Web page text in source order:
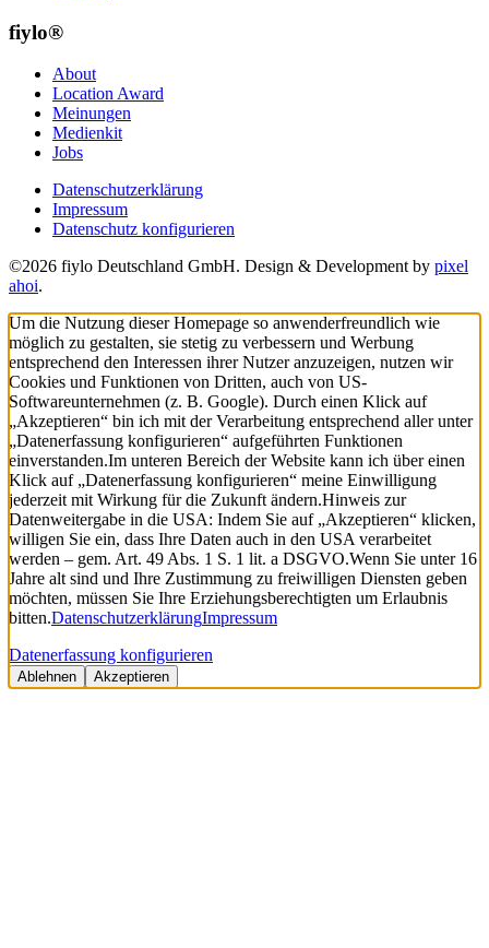
fiylo®
About
Location Award
Meinungen
Medienkit
Jobs
Datenschutzerklärung
Impressum
Datenschutz konfigurieren
©2026 fiylo Deutschland GmbH. Design & Development by pixel
ahoi.
Um die Nutzung dieser Homepage so anwenderfreundlich wie
möglich zu gestalten, sie stetig zu verbessern und Werbung
entsprechend den Interessen ihrer Nutzer anzuzeigen, nutzen wir
Cookies und Funktionen von Dritten, auch von US-
Softwareunternehmen (z. B. Google). Durch einen Klick auf
„Akzeptieren“ bin ich mit der Verarbeitung entsprechend aller unter
„Datenerfassung konfigurieren“ aufgeführten Funktionen
einverstanden.Im unteren Bereich der Website kann ich über einen
Klick auf „Datenerfassung konfigurieren“ meine Einwilligung
jederzeit mit Wirkung für die Zukunft ändern.Hinweis zur
Datenweitergabe in die USA: Indem Sie auf „Akzeptieren“ klicken,
willigen Sie ein, dass Ihre Daten auch in den USA verarbeitet
werden – gem. Art. 49 Abs. 1 S. 1 lit. a DSGVO.Wenn Sie unter 16
Jahre alt sind und Ihre Zustimmung zu freiwilligen Diensten geben
möchten, müssen Sie Ihre Erziehungsberechtigten um Erlaubnis
bitten.DatenschutzerklärungImpressum
Datenerfassung konfigurieren
Ablehnen Akzeptieren